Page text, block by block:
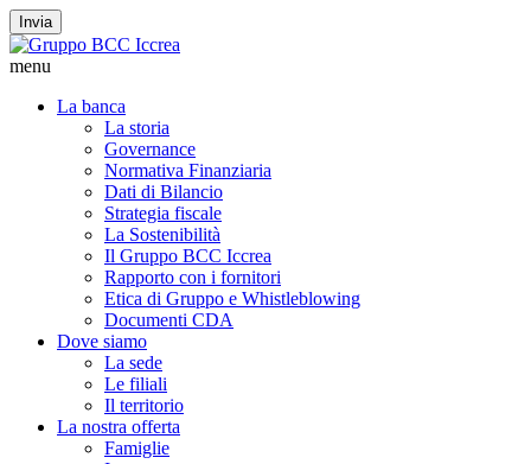
Invia
menu
La banca
La storia
Governance
Normativa Finanziaria
Dati di Bilancio
Strategia fiscale
La Sostenibilità
Il Gruppo BCC Iccrea
Rapporto con i fornitori
Etica di Gruppo e Whistleblowing
Documenti CDA
Dove siamo
La sede
Le filiali
Il territorio
La nostra offerta
Famiglie